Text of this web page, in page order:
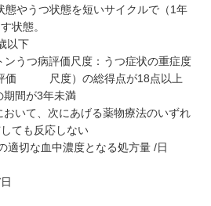
やうつ状態を短いサイクルで（1年
状態。
以下
ンうつ病評価尺度：うつ症状の重症度
評価 尺度）の総得点が18点以上
期間が3年未満
おいて、次にあげる薬物療法のいずれ
ても反応しない
適切な血中濃度となる処方量 /日